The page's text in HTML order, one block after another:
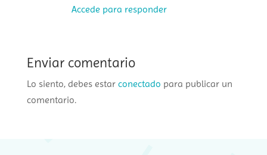
Accede para responder
Enviar comentario
Lo siento, debes estar conectado para publicar un
comentario.